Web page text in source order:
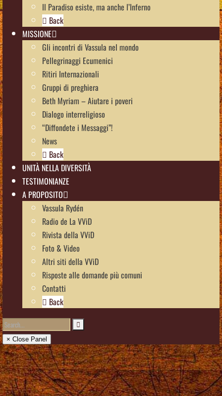
Il Paradiso esiste, ma anche l’Inferno
Back
MISSIONE
Gli incontri di Vassula nel mondo
Pellegrinaggi Ecumenici
Ritiri Internazionali
Gruppi di preghiera
Beth Myriam – Aiutare i poveri
Dialogo interreligioso
“Diffondete i Messaggi”!
News
Back
UNITÀ NELLA DIVERSITÀ
TESTIMONIANZE
A PROPOSITO
Vassula Rydén
Radio de La VViD
Rivista della VViD
Foto & Video
Altri siti della VViD
Risposte alle domande più comuni
Contatti
Back
× Close Panel